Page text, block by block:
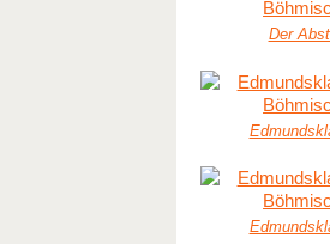
Der